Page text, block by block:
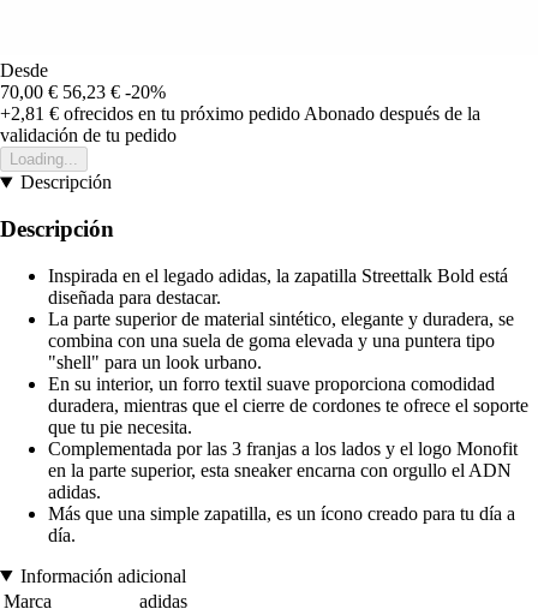
Desde
70,00 € 56,23 € -20%
+2,81 € ofrecidos en tu próximo pedido Abonado después de la
validación de tu pedido
Loading...
Descripción
Descripción
Inspirada en el legado adidas, la zapatilla Streettalk Bold está
diseñada para destacar.
La parte superior de material sintético, elegante y duradera, se
combina con una suela de goma elevada y una puntera tipo
"shell" para un look urbano.
En su interior, un forro textil suave proporciona comodidad
duradera, mientras que el cierre de cordones te ofrece el soporte
que tu pie necesita.
Complementada por las 3 franjas a los lados y el logo Monofit
en la parte superior, esta sneaker encarna con orgullo el ADN
adidas.
Más que una simple zapatilla, es un ícono creado para tu día a
día.
Información adicional
Marca
adidas